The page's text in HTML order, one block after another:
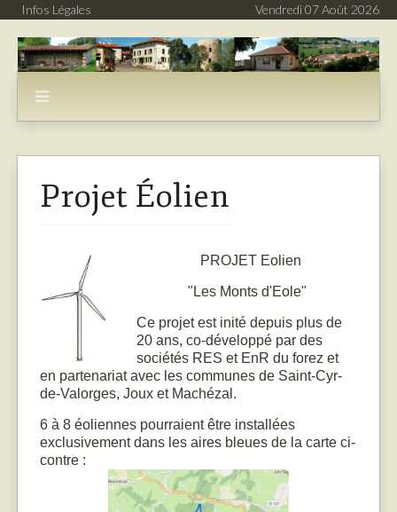
Infos Légales Vendredi 07 Août 2026
Projet Éolien
PROJET Eolien
"Les Monts d'Eole"
Ce projet est inité depuis plus de
20 ans, co-développé par des
sociétés RES et EnR du forez et
en partenariat avec les communes de Saint-Cyr-
de-Valorges, Joux et Machézal.
6 à 8 éoliennes pourraient être installées
exclusivement dans les aires bleues de la carte ci-
contre :